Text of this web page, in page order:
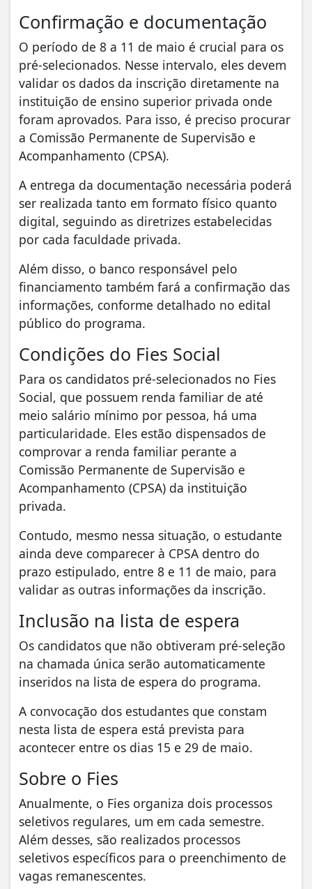
Confirmação e documentação
O período de 8 a 11 de maio é crucial para os
pré-selecionados. Nesse intervalo, eles devem
validar os dados da inscrição diretamente na
instituição de ensino superior privada onde
foram aprovados. Para isso, é preciso procurar
a Comissão Permanente de Supervisão e
Acompanhamento (CPSA).
A entrega da documentação necessária poderá
ser realizada tanto em formato físico quanto
digital, seguindo as diretrizes estabelecidas
por cada faculdade privada.
Além disso, o banco responsável pelo
financiamento também fará a confirmação das
informações, conforme detalhado no edital
público do programa.
Condições do Fies Social
Para os candidatos pré-selecionados no Fies
Social, que possuem renda familiar de até
meio salário mínimo por pessoa, há uma
particularidade. Eles estão dispensados de
comprovar a renda familiar perante a
Comissão Permanente de Supervisão e
Acompanhamento (CPSA) da instituição
privada.
Contudo, mesmo nessa situação, o estudante
ainda deve comparecer à CPSA dentro do
prazo estipulado, entre 8 e 11 de maio, para
validar as outras informações da inscrição.
Inclusão na lista de espera
Os candidatos que não obtiveram pré-seleção
na chamada única serão automaticamente
inseridos na lista de espera do programa.
A convocação dos estudantes que constam
nesta lista de espera está prevista para
acontecer entre os dias 15 e 29 de maio.
Sobre o Fies
Anualmente, o Fies organiza dois processos
seletivos regulares, um em cada semestre.
Além desses, são realizados processos
seletivos específicos para o preenchimento de
vagas remanescentes.